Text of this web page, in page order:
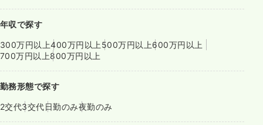
年収で探す
300万円以上400万円以上 500万円以上600万円以上
700万円以上800万円以上
勤務形態で探す
2交代3交代日勤のみ夜勤のみ